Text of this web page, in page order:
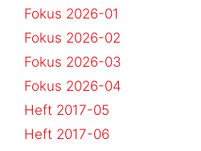
Fokus 2026-01
Fokus 2026-02
Fokus 2026-03
Fokus 2026-04
Heft 2017-05
Heft 2017-06